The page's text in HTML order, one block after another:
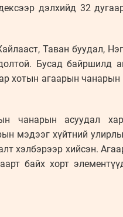
дэлхийд 32
Таван буудал,
Бусад байршилд
хотын агаарын чанарын
чанарын асуудал
мэдээг хүйтний
хэлбэрээр хийсэн.
байх хорт